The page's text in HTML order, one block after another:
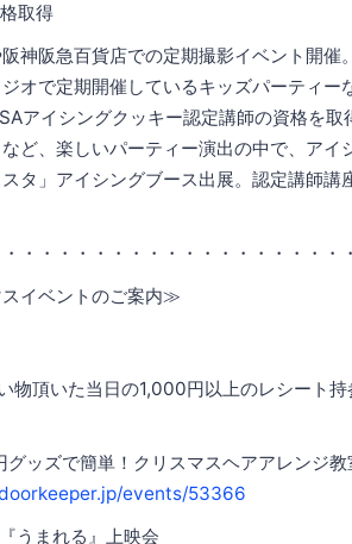
取得
神阪急百貨店での定期撮影イベント開催
オで定期開催しているキッズパーティー
アイシングクッキー認定講師の資格を取
ど、楽しいパーティー演出の中で、アイ
タ」アイシングブース出展。認定講師講
・・・・・・・・・・・・・・・・・・
イベントのご案内≫
物頂いた当日の1,000円以上のレシート
ッズで簡単！クリスマスヘアアレンジ教
events/53366
うまれる』上映会